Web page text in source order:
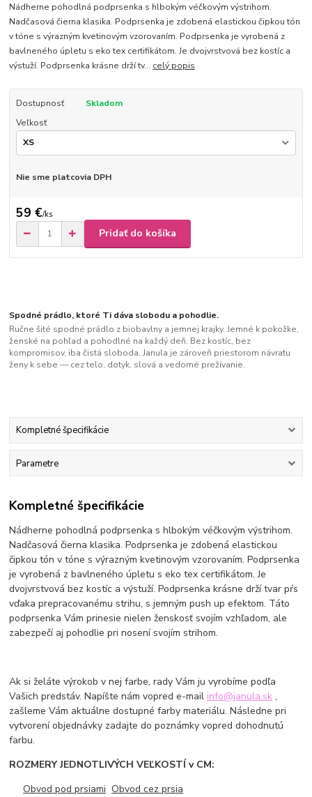
Nádherne pohodlná podprsenka s hlbokým véčkovým výstrihom.
Nadčasová čierna klasika. Podprsenka je zdobená elastickou čipkou tón
v tóne s výrazným kvetinovým vzorovaním. Podprsenka je vyrobená z
bavlneného úpletu s eko tex certifikátom. Je dvojvrstvová bez kostíc a
výstuží. Podprsenka krásne drží tv... celý popis
Dostupnosť
Skladom
Veľkosť
Nie sme platcovia DPH
59 €/ks
Pridať do košíka
Spodné prádlo, ktoré Ti dáva slobodu a pohodlie.
Ručne šité spodné prádlo z biobavlny a jemnej krajky. Jemné k pokožke,
ženské na pohľad a pohodlné na každý deň. Bez kostíc, bez
kompromisov, iba čistá sloboda. Janula je zároveň priestorom návratu
ženy k sebe — cez telo, dotyk, slová a vedomé prežívanie.
Kompletné špecifikácie
Parametre
Kompletné špecifikácie
Nádherne pohodlná podprsenka s hlbokým véčkovým výstrihom.
Nadčasová čierna klasika. Podprsenka je zdobená elastickou
čipkou tón v tóne s výrazným kvetinovým vzorovaním. Podprsenka
je vyrobená z bavlneného úpletu s eko tex certifikátom. Je
dvojvrstvová bez kostíc a výstuží. Podprsenka krásne drží tvar pŕs
vďaka prepracovanému strihu, s jemným push up efektom. Táto
podprsenka Vám prinesie nielen ženskosť svojím vzhľadom, ale
zabezpečí aj pohodlie pri nosení svojím strihom.
Ak si želáte výrokob v nej farbe, rady Vám ju vyrobíme podľa
Vašich predstáv. Napíšte nám vopred e-mail info@janula.sk ,
zašleme Vám aktuálne dostupné farby materiálu. Následne pri
vytvorení objednávky zadajte do poznámky vopred dohodnutú
farbu.
ROZMERY JEDNOTLIVÝCH VEĽKOSTÍ v CM:
Obvod pod prsiami Obvod cez prsia